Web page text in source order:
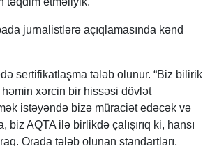
jurnalistlərə açıqlamasında kənd
sertifikatlaşma tələb olunur. “Biz bilirik
xərcin bir hissəsi dövlət
istəyəndə bizə müraciət edəcək və
AQTA ilə birlikdə çalışırıq ki, hansı
Orada tələb olunan standartları,